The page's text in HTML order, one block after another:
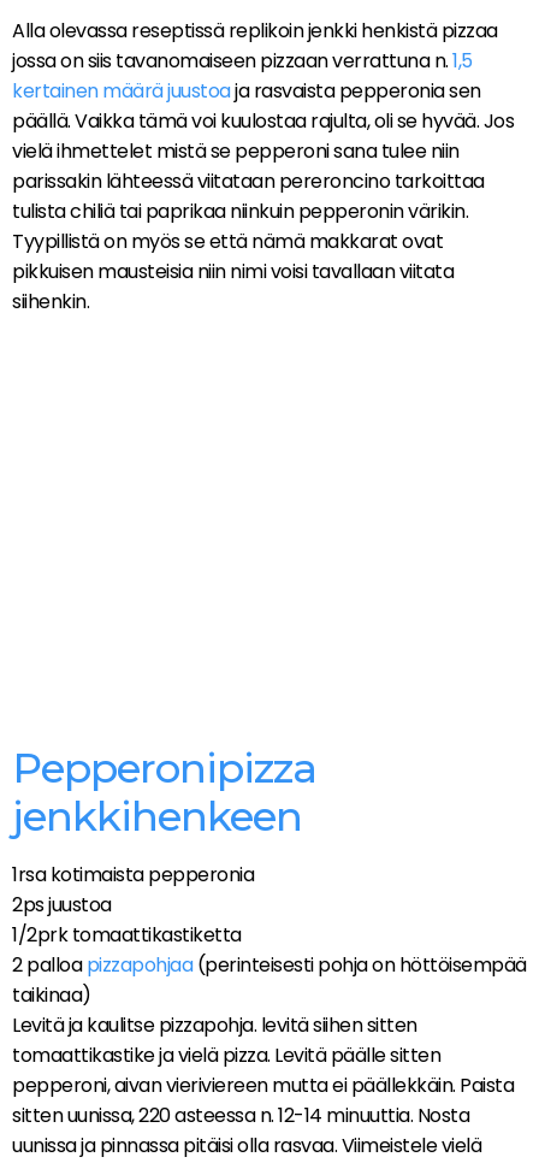
Alla olevassa reseptissä replikoin jenkki henkistä pizzaa
jossa on siis tavanomaiseen pizzaan verrattuna n.1,5
kertainen määrä juustoaja rasvaista pepperonia sen
päällä. Vaikka tämä voi kuulostaa rajulta, oli se hyvää. Jos
vielä ihmettelet mistä se pepperoni sana tulee niin
parissakin lähteessä viitataan pereroncino tarkoittaa
tulista chiliä tai paprikaa niinkuin pepperonin värikin.
Tyypillistä on myös se että nämä makkarat ovat
pikkuisen mausteisia niin nimi voisi tavallaan viitata
siihenkin.
Pepperonipizza
jenkkihenkeen
1rsa kotimaista pepperonia
2ps juustoa
1/2prk tomaattikastiketta
2 palloapizzapohjaa(perinteisesti pohja on höttöisempää
taikinaa)
Levitä ja kaulitse pizzapohja. levitä siihen sitten
tomaattikastike ja vielä pizza. Levitä päälle sitten
pepperoni, aivan vieriviereen mutta ei päällekkäin. Paista
sitten uunissa, 220 asteessa n. 12-14 minuuttia. Nosta
uunissa ja pinnassa pitäisi olla rasvaa. Viimeistele vielä